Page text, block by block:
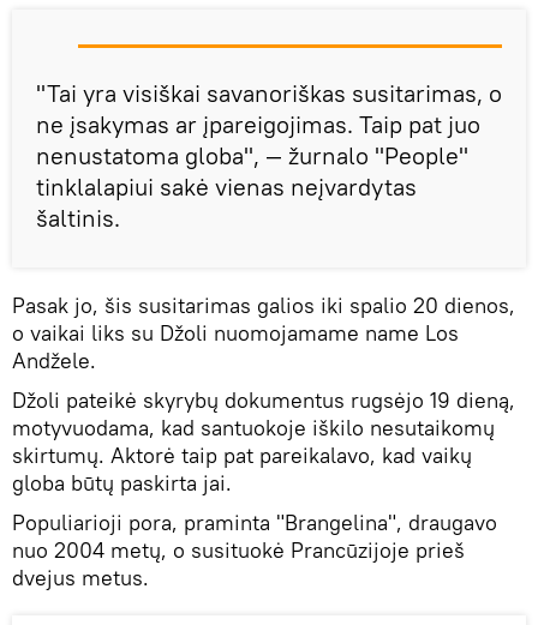
"Tai yra visiškai savanoriškas susitarimas, o
ne įsakymas ar įpareigojimas. Taip pat juo
nenustatoma globa", — žurnalo "People"
tinklalapiui sakė vienas neįvardytas
šaltinis.
Pasak jo, šis susitarimas galios iki spalio 20 dienos,
o vaikai liks su Džoli nuomojamame name Los
Andžele.
Džoli pateikė skyrybų dokumentus rugsėjo 19 dieną,
motyvuodama, kad santuokoje iškilo nesutaikomų
skirtumų. Aktorė taip pat pareikalavo, kad vaikų
globa būtų paskirta jai.
Populiarioji pora, praminta "Brangelina", draugavo
nuo 2004 metų, o susituokė Prancūzijoje prieš
dvejus metus.